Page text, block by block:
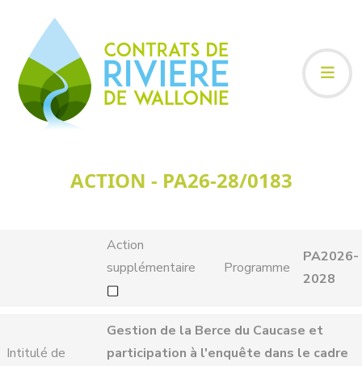
ACTION - PA26-28/0183
Action
supplémentaire
Programme
PA2026-
2028
Intitulé de
Gestion de la Berce du Caucase et
participation à l'enquête dans le cadre